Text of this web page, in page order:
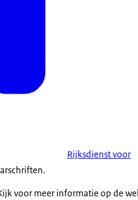
Rijksdienst voor
voor meer informatie op de